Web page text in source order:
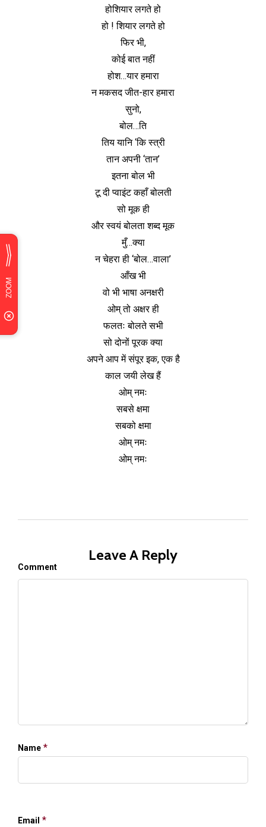
होशियार लगते हो
हो ! शियार लगते हो
फिर भी,
कोई बात नहीं
होश…यार हमारा
न मकसद जीत-हार हमारा
सुनो,
बोल…ति
तिय यानि ‘कि स्त्री
तान अपनी ‘तान’
इतना बोल भी
टू दी प्वाइंट कहाँ बोलती
सो मूक ही
और स्वयं बोलता शब्द मूक
मुँ…क्या
न चेहरा ही ‘बोल…वाला’
आँख भी
वो भी भाषा अनक्षरी
ओम् तो अक्षर ही
फलतः बोलते सभी
सो दोनों पूरक क्या
अपने आप में संपूर इक, एक है
काल जयी लेख हैं
ओम् नमः
सबसे क्षमा
सबको क्षमा
ओम् नमः
ओम् नमः
Leave A Reply
Comment
Name *
Email *